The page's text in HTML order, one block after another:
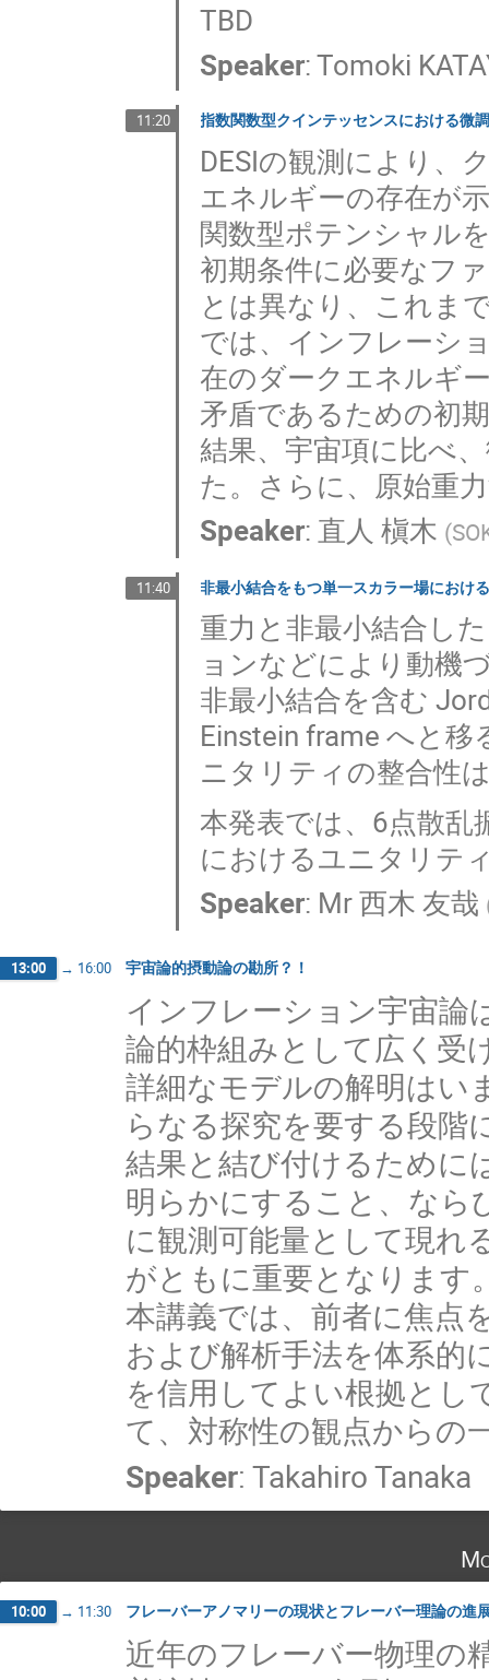
TBD
Speaker:Tomoki
11:20 指数関数型クインテッセンスにおける微
DESIの観測により、
エネルギーの存在が
関数型ポテンシャル
初期条件に必要なフ
とは異なり、これま
では、インフレーシ
在のダークエネルギ
矛盾であるための初
結果、宇宙項に比べ
た。さらに、原始重
Speaker: 直人 槇木 (
11:40 非最小結合をもつ単一スカラー場におけ
重力と非最小結合し
ョンなどにより動機
非最小結合を含む
Einstein frame へと
ニタリティの整合性
本発表では、6点散
におけるユニタリテ
Speaker: Mr西木 友哉
13:00 → 16:00 宇宙論的摂動論の勘所？！
インフレーション宇宙論
論的枠組みとして広く受
詳細なモデルの解明はい
らなる探究を要する段階
結果と結び付けるために
明らかにすること、なら
に観測可能量として現れ
がともに重要となります
本講義では、前者に焦点
および解析手法を体系的
を信用してよい根拠とし
て、対称性の観点からの
Speaker: Takahiro Tanaka
10:00 → 11:30 フレーバーアノマリーの現状とフレーバー理論の進
近年のフレーバー物理の